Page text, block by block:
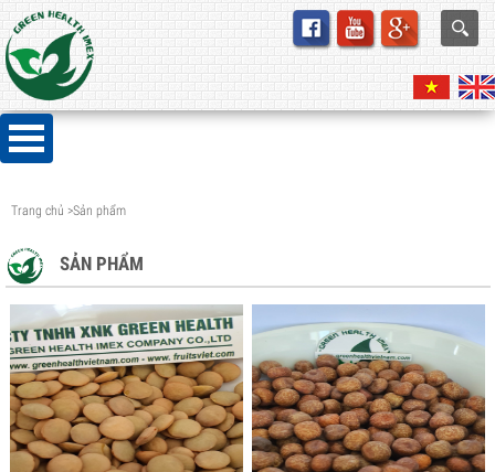
Trang chủ >Sản phẩm
SẢN PHẨM